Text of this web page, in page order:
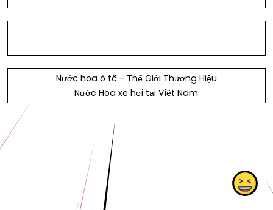
Nước hoa ô tô - Thế Giới Thương Hiệu
Nước Hoa xe hơi tại Việt Nam